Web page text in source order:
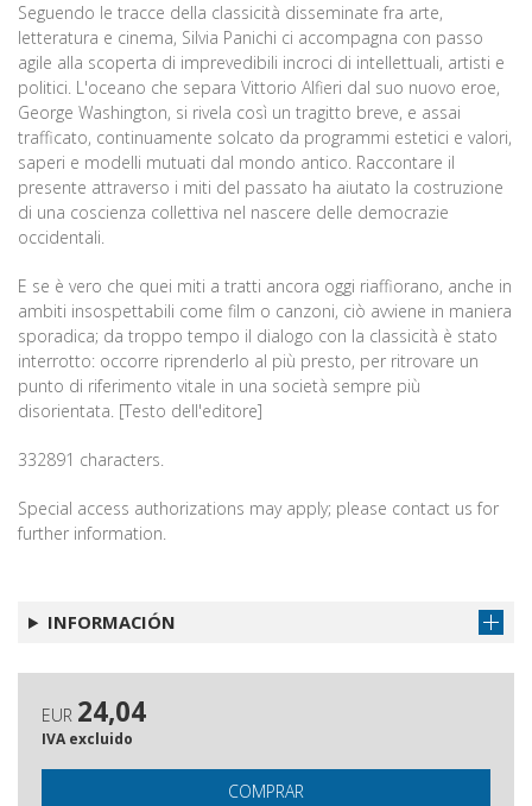
Seguendo le tracce della classicità disseminate fra arte,
letteratura e cinema, Silvia Panichi ci accompagna con passo
agile alla scoperta di imprevedibili incroci di intellettuali, artisti e
politici. L'oceano che separa Vittorio Alfieri dal suo nuovo eroe,
George Washington, si rivela così un tragitto breve, e assai
trafficato, continuamente solcato da programmi estetici e valori,
saperi e modelli mutuati dal mondo antico. Raccontare il
presente attraverso i miti del passato ha aiutato la costruzione
di una coscienza collettiva nel nascere delle democrazie
occidentali.
E se è vero che quei miti a tratti ancora oggi riaffiorano, anche in
ambiti insospettabili come film o canzoni, ciò avviene in maniera
sporadica; da troppo tempo il dialogo con la classicità è stato
interrotto: occorre riprenderlo al più presto, per ritrovare un
punto di riferimento vitale in una società sempre più
disorientata. [Testo dell'editore]
332891 characters.
Special access authorizations may apply; please contact us for
further information.
INFORMACIÓN
EUR 24,04
IVA excluido
COMPRAR